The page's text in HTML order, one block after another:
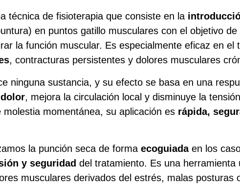
técnica de fisioterapia que consiste en la
en puntos gatillo musculares con el objetivo de
la función muscular. Es especialmente eficaz en el
, contracturas persistentes y dolores musculares
ninguna sustancia, y su efecto se basa en una
, mejora la circulación local y disminuye la
momentánea, su aplicación es rápida,
la punción seca de forma ecoguiadaen los
y seguridad del tratamiento. Es una herramienta
musculares derivados del estrés, malas posturas